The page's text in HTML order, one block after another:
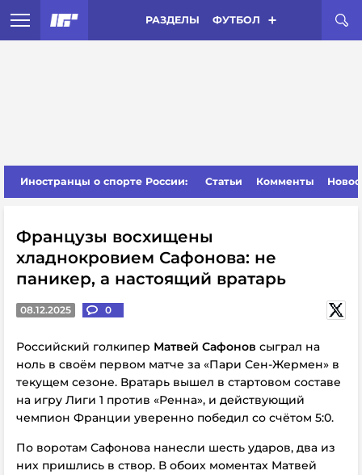
РАЗДЕЛЫ ФУТБОЛ
Иностранцы о спорте России: Статьи Комменты
Французы восхищены
хладнокровием Сафонова: не
паникер, а настоящий вратарь
08.12.2025 0
Российский голкипер Матвей Сафонов сыграл на
ноль в своём первом матче за «Пари Сен-Жермен» в
текущем сезоне. Вратарь вышел в стартовом составе
на игру Лиги 1 против «Ренна», и действующий
чемпион Франции уверенно победил со счётом 5:0.
По воротам Сафонова нанесли шесть ударов, два из
них пришлись в створ. В обоих моментах Матвей